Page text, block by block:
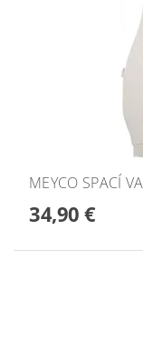
MEYCO SPACÍ
34,90 €